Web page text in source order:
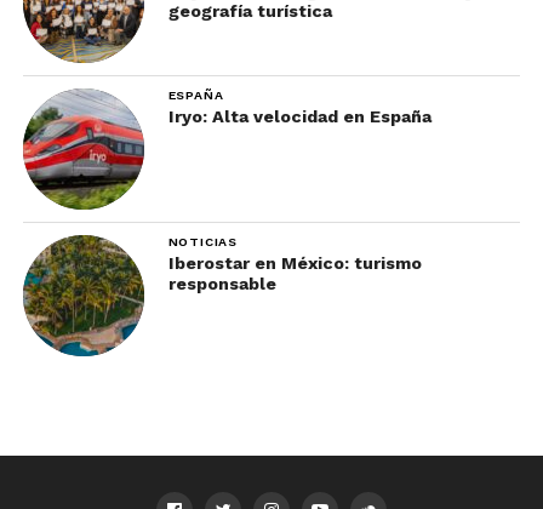
geografía turística
ESPAÑA
Iryo: Alta velocidad en España
NOTICIAS
Iberostar en México: turismo
responsable